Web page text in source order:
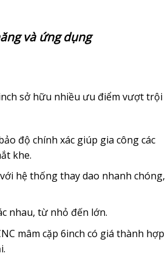
và ứng dụng
sở hữu nhiều ưu điểm vượt trội
độ chính xác giúp gia công các
khe.
hệ thống thay dao nhanh chóng,
nhau, từ nhỏ đến lớn.
mâm cặp 6inch có giá thành hợp